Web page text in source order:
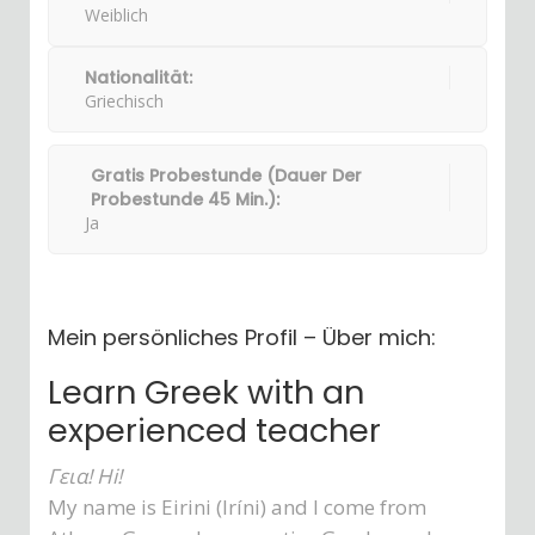
Weiblich
Nationalität:
Griechisch
Gratis Probestunde (Dauer Der
Probestunde 45 Min.):
Ja
Mein persönliches Profil – Über mich:
Learn Greek with an
experienced teacher
Γεια! Hi!
My name is Eirini (Iríni) and I come from